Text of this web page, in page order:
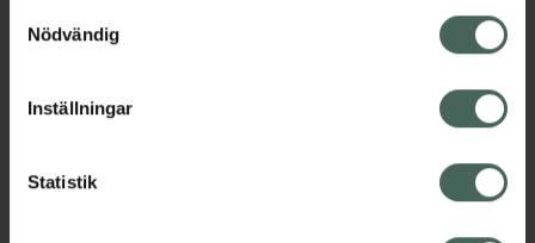
återkalla ditt samtycke via webbplatsens
cookieinställningar. Ett återkallat samtycke påverkar inte
lagligheten av behandling som skett innan återkallelsen.
Nödvändig
Inställningar
Statistik
effekt per refill.
EAN:03411112974115
Djurvård